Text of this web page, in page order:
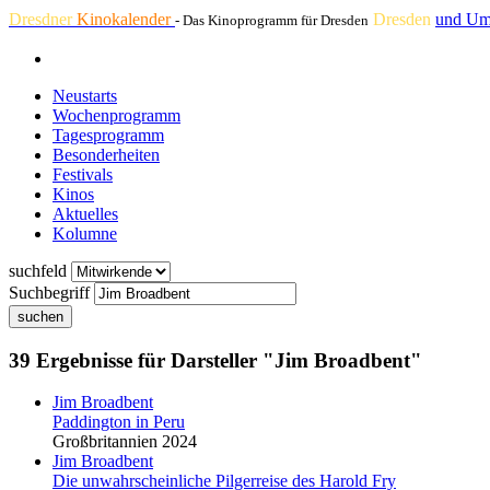
DresdnerKinokalender - Das Kinoprogramm für Dresden Dresden und
Neustarts
Wochenprogramm
Tagesprogramm
Besonderheiten
Festivals
Kinos
Aktuelles
Kolumne
suchfeld
Suchbegriff
suchen
39 Ergebnisse für Darsteller "Jim Broadbent"
Jim Broadbent
Paddington in Peru
Großbritannien 2024
Jim Broadbent
Die unwahrscheinliche Pilgerreise des Harold Fry